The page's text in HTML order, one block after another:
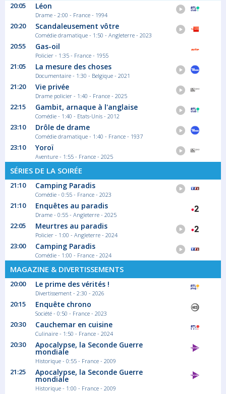
Eyecatchers
Saison 2 épisode
vecht...
Série/Feuilleton Drame
22:10
VRT NWS journaal
22:25
Het Weer
Magazine Information
22:30
Gloria mundi
Saison 1 épisode
Zangeres Charlotte Adigéry toert met Gloria
op...
Reportage
23:17
Eurodreams
Magazine
20:05 Léon
Drame - 2:00 - France - 1994
20:20 Scandaleusement vôtre
Comédie dramatique - 1:50 - Angleterre - 2023
20:55 Gas-oil
Policier - 1:35 - France - 1955
21:05 La mesure des choses
Documentaire - 1:30 - Belgique - 2021
21:20 Vie privée
Drame policier - 1:40 - France - 2025
22:15 Gambit, arnaque à l'anglaise
Comédie - 1:40 - Etats-Unis - 2012
23:10 Drôle de drame
Comédie dramatique - 1:40 - France - 1937
23:10 Yoroï
Aventure - 1:55 - France - 2025
SÉRIES DE LA SOIRÉE
21:10 Camping Paradis
Comédie - 0:55 - France - 2023
21:10 Enquêtes au paradis
Drame - 0:55 - Angleterre - 2025
22:05 Meurtres au paradis
Policier - 1:00 - Angleterre - 2024
23:00 Camping Paradis
Comédie - 1:00 - France - 2024
MAGAZINE & DIVERTISSEMENTS
20:00 Le prime des vérités !
Divertissement - 2:30 - 2026
20:15 Enquête chrono
Société - 0:50 - France - 2023
20:30 Cauchemar en cuisine
Culinaire - 1:50 - France - 2024
20:30 Apocalypse, la Seconde Guerre
mondiale
Historique - 0:55 - France - 2009
21:25 Apocalypse, la Seconde Guerre
mondiale
Historique - 1:00 - France - 2009